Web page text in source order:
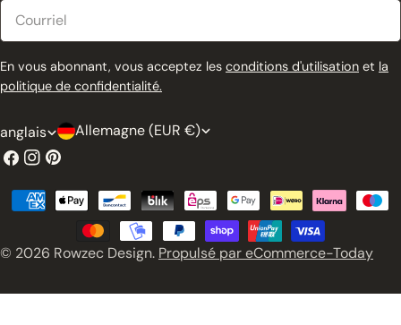
En vous abonnant, vous acceptez les conditions d'utilisation et la
politique de confidentialité.
L
a
n
u
anglais P
a
y
s
/
Allemagne (EUR €)
Facebook
Instagram
Pinterest
© 2026 Rowzec Design. Propulsé par eCommerce-Today
Modes
paiement